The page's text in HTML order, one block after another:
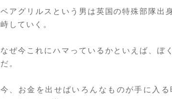
ベアグリルスという男は英国の特殊部隊出
峙していく。
なぜ今これにハマっているかといえば、ぼ
だ。
今、お金を出せばいろんなものが手に入